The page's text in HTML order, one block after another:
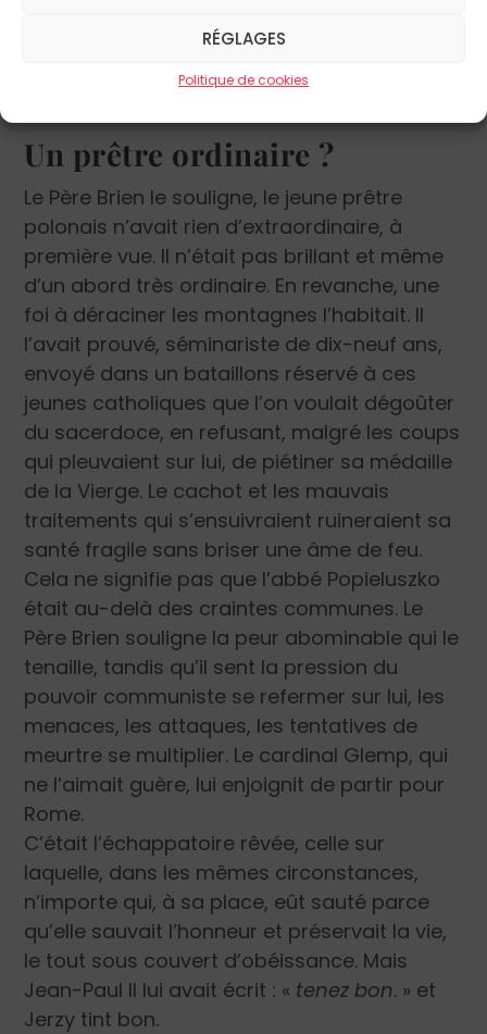
RÉGLAGES
Politique de cookies
l’abbé Popieluszko n’est pas cette guérison,
Un prêtre ordinaire ?
Le Père Brien le souligne, le jeune prêtre
polonais n’avait rien d’extraordinaire, à
première vue. Il n’était pas brillant et même
d’un abord très ordinaire. En revanche, une
foi à déraciner les montagnes l’habitait. Il
l’avait prouvé, séminariste de dix-neuf ans,
envoyé dans un bataillons réservé à ces
jeunes catholiques que l’on voulait dégoûter
du sacerdoce, en refusant, malgré les coups
qui pleuvaient sur lui, de piétiner sa médaille
de la Vierge. Le cachot et les mauvais
traitements qui s’ensuivraient ruineraient sa
santé fragile sans briser une âme de feu.
Cela ne signifie pas que l’abbé Popieluszko
était au-delà des craintes communes. Le
Père Brien souligne la peur abominable qui le
tenaille, tandis qu’il sent la pression du
pouvoir communiste se refermer sur lui, les
menaces, les attaques, les tentatives de
meurtre se multiplier. Le cardinal Glemp, qui
ne l’aimait guère, lui enjoignit de partir pour
Rome.
C’était l’échappatoire rêvée, celle sur
laquelle, dans les mêmes circonstances,
n’importe qui, à sa place, eût sauté parce
qu’elle sauvait l’honneur et préservait la vie,
le tout sous couvert d’obéissance. Mais
Jean-Paul II lui avait écrit : « tenez bon. » et
Jerzy tint bon.